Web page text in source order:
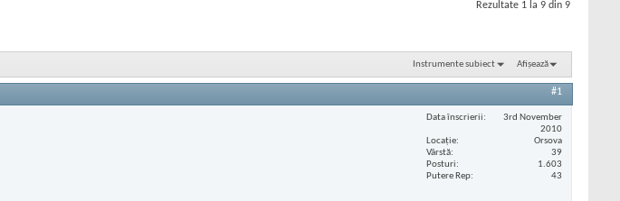
Rezultate 1 la 9 din 9
Instrumente subiect Afișează
#1
Data înscrierii
3rd November
2010
Locaţie
Orsova
Vârstă
39
Posturi
1.603
Putere Rep
43